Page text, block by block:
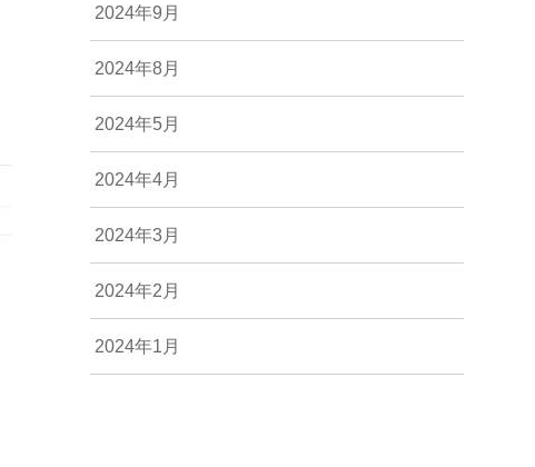
2024年9月
2024年8月
2024年5月
2024年4月
2024年3月
2024年2月
2024年1月